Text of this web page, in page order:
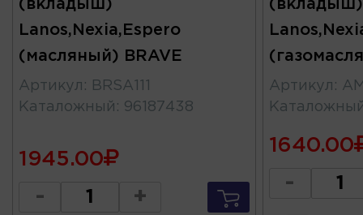
(вкладыш)
Lanos,Nexia,Espero
(масляный) BRAVE
Артикул :
BRSA111
Каталожный : 96187438
1945.00
- +
(вкладыш)
Артикул :
1640.00
-